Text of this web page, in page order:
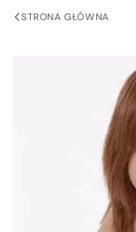
STRONA GŁÓWNA